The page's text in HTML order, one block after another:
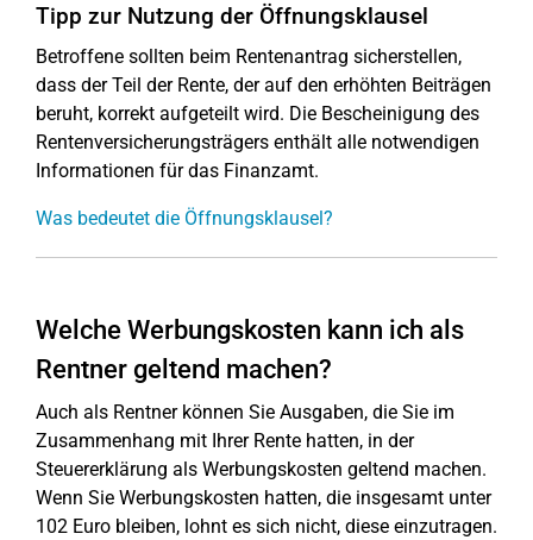
Tipp zur Nutzung der Öffnungsklausel
Betroffene sollten beim Rentenantrag sicherstellen,
dass der Teil der Rente, der auf den erhöhten Beiträgen
beruht, korrekt aufgeteilt wird. Die Bescheinigung des
Rentenversicherungsträgers enthält alle notwendigen
Informationen für das Finanzamt.
Was bedeutet die Öffnungsklausel?
Welche Werbungskosten kann ich als
Rentner geltend machen?
Auch als Rentner können Sie Ausgaben, die Sie im
Zusammenhang mit Ihrer Rente hatten, in der
Steuererklärung als Werbungskosten geltend machen.
Wenn Sie Werbungskosten hatten, die insgesamt unter
102 Euro bleiben, lohnt es sich nicht, diese einzutragen.